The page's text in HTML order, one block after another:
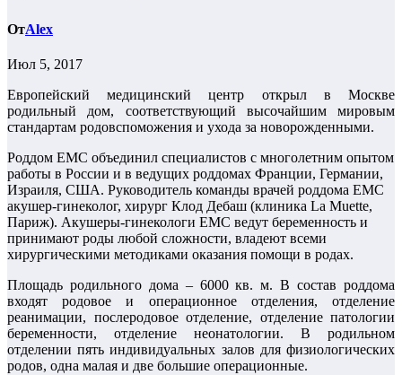
ОтAlex
Июл 5, 2017
Европейский медицинский центр открыл в Москве
родильный дом, соответствующий высочайшим мировым
стандартам родовспоможения и ухода за новорожденными.
Роддом EMC объединил специалистов с многолетним опытом
работы в России и в ведущих роддомах Франции, Германии,
Израиля, США. Руководитель команды врачей роддома EMC
акушер-гинеколог, хирург Клод Дебаш (клиника La Muette,
Париж). Акушеры-гинекологи EMC ведут беременность и
принимают роды любой сложности, владеют всеми
хирургическими методиками оказания помощи в родах.
Площадь родильного дома – 6000 кв. м. В состав роддома
входят родовое и операционное отделения, отделение
реанимации, послеродовое отделение, отделение патологии
беременности, отделение неонатологии. В родильном
отделении пять индивидуальных залов для физиологических
родов, одна малая и две большие операционные.